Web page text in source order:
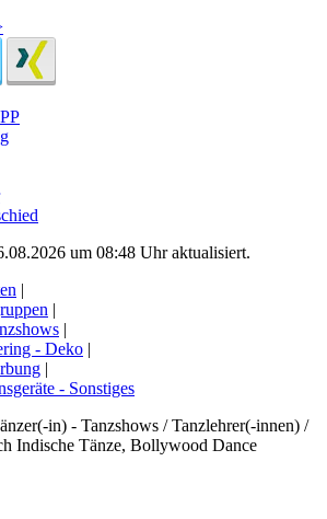
um 08:48 Uhr aktualisiert.
|
|
|
- Deko |
|
- Sonstiges
in) - Tanzshows / Tanzlehrer(-innen) /
Indische Tänze, Bollywood Dance